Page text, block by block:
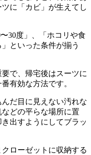
に「カビ」が生えてし
30度」、「ホコリや食
といった条件が揃う
で、帰宅後はスーツに
有効な方法です。
だ目に見えない汚れな
どの平らな場所に置
出すようにしてブラッ
ローゼットに収納する